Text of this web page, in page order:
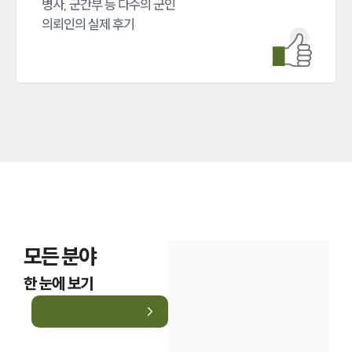
업무분야
뉴스레터/브로슈어
병사, 군간부 등 다수의 군인
의뢰인의 실제 후기
모든 분야
한 눈에 보기